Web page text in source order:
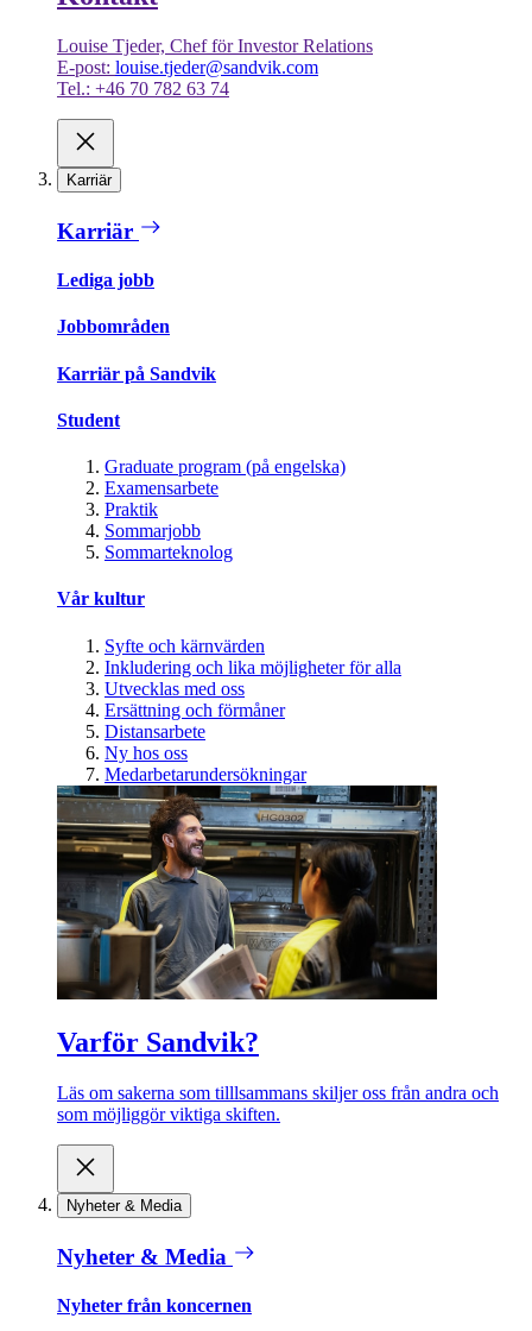
Louise Tjeder, Chef för Investor Relations
E-post: louise.tjeder@sandvik.com
Tel.: +46 70 782 63 74
Karriär
Karriär
Lediga jobb
Jobbområden
Karriär på Sandvik
Student
Graduate program (på engelska)
Examensarbete
Praktik
Sommarjobb
Sommarteknolog
Vår kultur
Syfte och kärnvärden
Inkludering och lika möjligheter för alla
Utvecklas med oss
Ersättning och förmåner
Distansarbete
Ny hos oss
Medarbetarundersökningar
Varför Sandvik?
Läs om sakerna som tilllsammans skiljer oss från andra och
som möjliggör viktiga skiften.
Nyheter & Media
Nyheter & Media
Nyheter från koncernen